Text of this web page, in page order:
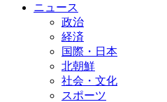
ニュース
政治
経済
国際・日本
北朝鮮
社会・文化
スポーツ